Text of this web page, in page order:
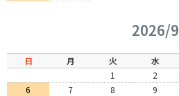
2026/9
日 月 火 水
1
2
6
7 8 9